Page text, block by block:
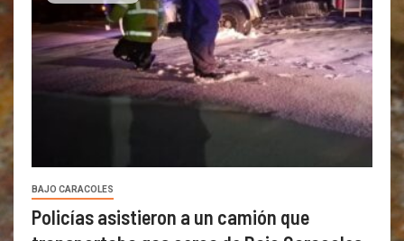
BAJO CARACOLES
Policías asistieron a un camión que